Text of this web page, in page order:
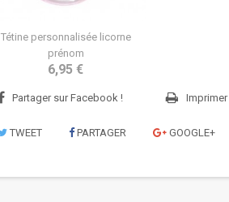
Tétine personnalisée licorne
prénom
6,95 €
Partager sur Facebook ! Imprimer
TWEET PARTAGER GOOGLE+